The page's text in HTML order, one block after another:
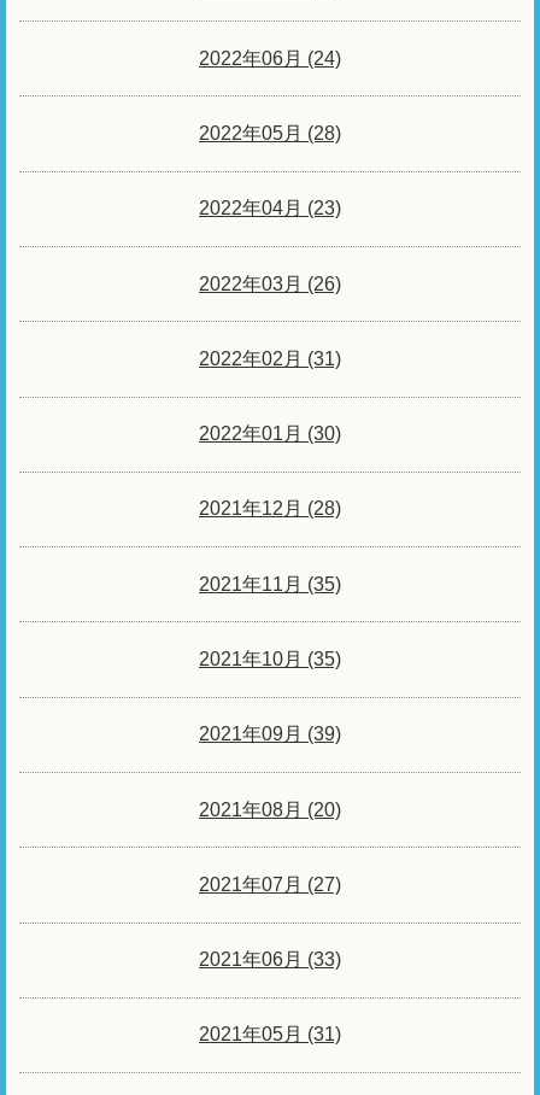
2022年06月 (24)
2022年05月 (28)
2022年04月 (23)
2022年03月 (26)
2022年02月 (31)
2022年01月 (30)
2021年12月 (28)
2021年11月 (35)
2021年10月 (35)
2021年09月 (39)
2021年08月 (20)
2021年07月 (27)
2021年06月 (33)
2021年05月 (31)